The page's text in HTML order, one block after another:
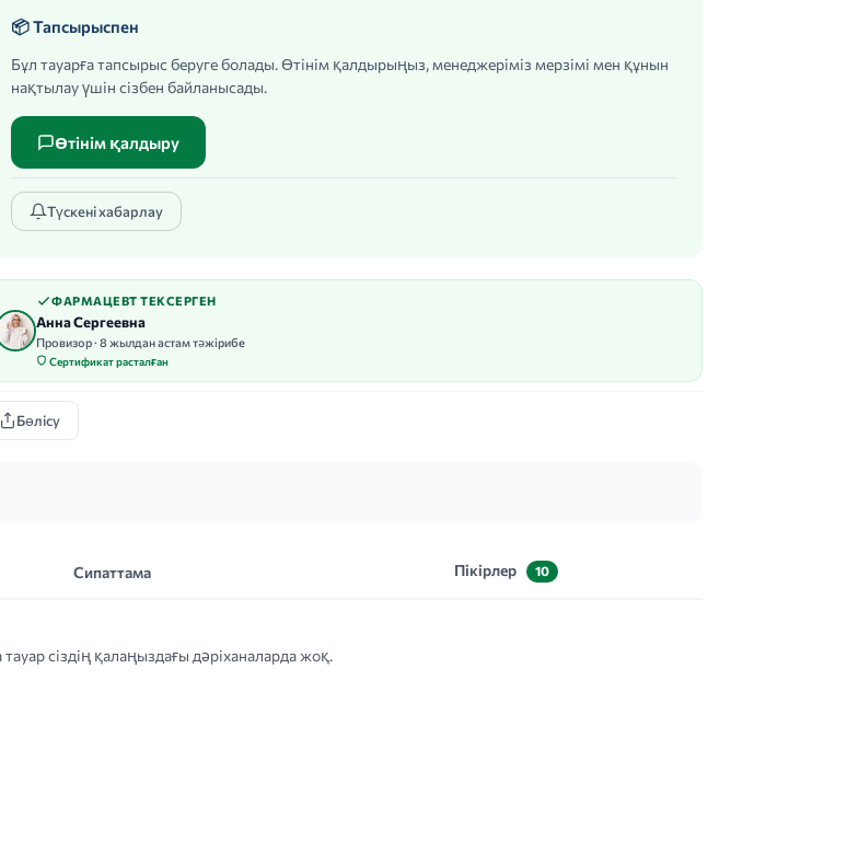
📦 Тапсырыспен
Бұл тауарға тапсырыс беруге болады. Өтінім қалдырыңыз, менеджеріміз мерзімі мен құнын
нақтылау үшін сізбен байланысады.
Өтінім қалдыру
Түскені хабарлау
ФАРМАЦЕВТ ТЕКСЕРГЕН
Анна Сергеевна
Провизор · 8 жылдан астам тәжірибе
Сертификат расталған
Бөлісу
Сипаттама Пікірлер 10
тауар сіздің қалаңыздағы дәріханаларда жоқ.